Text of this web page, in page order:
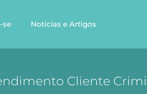
se Notícias e Artigos
Cliente